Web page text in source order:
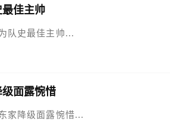
佳主帅
队史最佳主帅...
面露惋惜
家降级面露惋惜...